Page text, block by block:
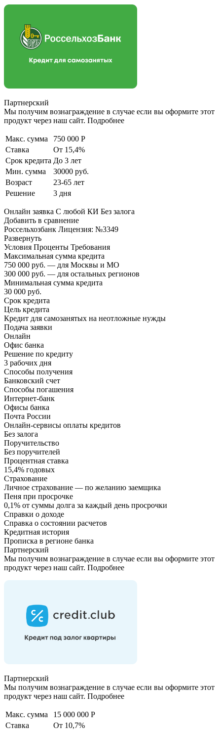
Партнерский
Мы получим вознаграждение в случае если вы оформите этот
продукт через наш сайт. Подробнее
Макс. сумма
750 000 Р
Ставка
От 15,4%
Срок кредита До 3 лет
Мин. сумма
30000 руб.
Возраст
23-65 лет
Решение
3 дня
Онлайн заявка С любой КИ Без залога
Добавить в сравнение
Россельхозбанк Лицензия: №3349
Развернуть
Условия Проценты Требования
Максимальная сумма кредита
750 000 руб. — для Москвы и МО
300 000 руб. — для остальных регионов
Минимальная сумма кредита
30 000 руб.
Срок кредита
Цель кредита
Кредит для самозанятых на неотложные нужды
Подача заявки
Онлайн
Офис банка
Решение по кредиту
3 рабочих дня
Способы получения
Банковский счет
Способы погашения
Интернет-банк
Офисы банка
Почта России
Онлайн-сервисы оплаты кредитов
Без залога
Поручительство
Без поручителей
Процентная ставка
15,4% годовых
Страхование
Личное страхование — по желанию заемщика
Пеня при просрочке
0,1% от суммы долга за каждый день просрочки
Справки о доходе
Справка о состоянии расчетов
Кредитная история
Прописка в регионе банка
Партнерский
Мы получим вознаграждение в случае если вы оформите этот
продукт через наш сайт. Подробнее
Партнерский
Мы получим вознаграждение в случае если вы оформите этот
продукт через наш сайт. Подробнее
Макс. сумма
15 000 000 Р
Ставка
От 10,7%